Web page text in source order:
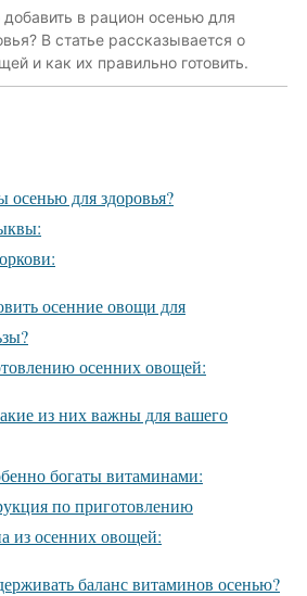
в рацион осенью для
В статье рассказывается о
и как их правильно готовить.
для здоровья?
осенние овощи для
осенних овощей:
из них важны для вашего
богаты витаминами:
по приготовлению
из осенних овощей:
баланс витаминов осенью?